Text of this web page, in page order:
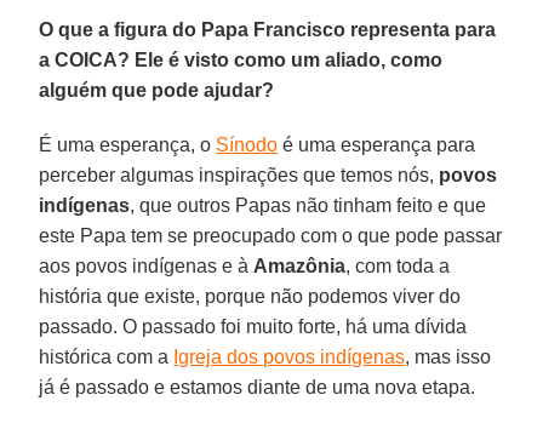
O que a figura do Papa Francisco representa para
a COICA? Ele é visto como um aliado, como
alguém que pode ajudar?
É uma esperança, o Sínodo é uma esperança para
perceber algumas inspirações que temos nós, povos
indígenas, que outros Papas não tinham feito e que
este Papa tem se preocupado com o que pode passar
aos povos indígenas e à Amazônia, com toda a
história que existe, porque não podemos viver do
passado. O passado foi muito forte, há uma dívida
histórica com a Igreja dos povos indígenas, mas isso
já é passado e estamos diante de uma nova etapa.